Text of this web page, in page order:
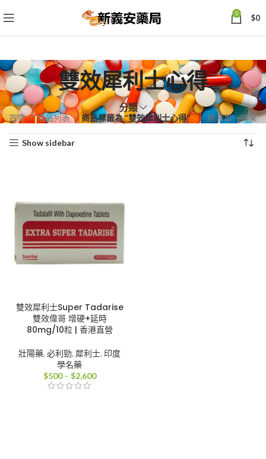
0 $0
雙效犀利士心得
分類
首頁 商品列表 商品標籤為 “雙效犀利士心得” 顯示單一結果
Show sidebar
雙效犀利士Super Tadarise
雙效偉哥 增硬+延時
80mg/10粒 | 香港直營
壯陽藥, 必利勁, 犀利士, 印度
學名藥
$500 – $2,600價